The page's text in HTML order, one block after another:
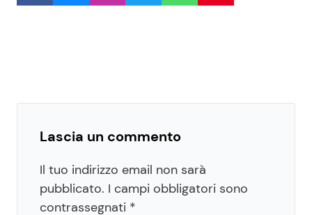
Lascia un commento
Il tuo indirizzo email non sarà
pubblicato. I campi obbligatori sono
contrassegnati *